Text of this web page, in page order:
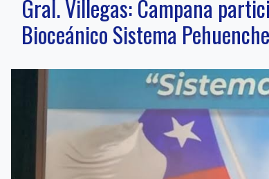
Gral. Villegas: Campana
Bioceánico Sistema